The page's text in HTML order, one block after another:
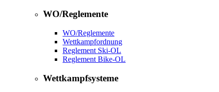
WO/Reglemente
WO/Reglemente
Wettkampfordnung
Reglement Ski-OL
Reglement Bike-OL
Wettkampfsysteme